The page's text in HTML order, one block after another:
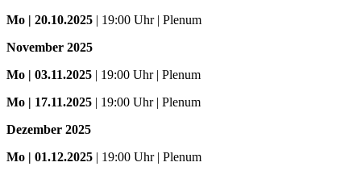
Mo | 20.10.2025 | 19:00 Uhr | Plenum
November 2025
Mo | 03.11.2025 | 19:00 Uhr | Plenum
Mo | 17.11.2025 | 19:00 Uhr | Plenum
Dezember 2025
Mo | 01.12.2025 | 19:00 Uhr | Plenum